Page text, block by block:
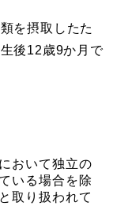
を摂取したた
後12歳9か月で
おいて独立の
いる場合を除
取り扱われて